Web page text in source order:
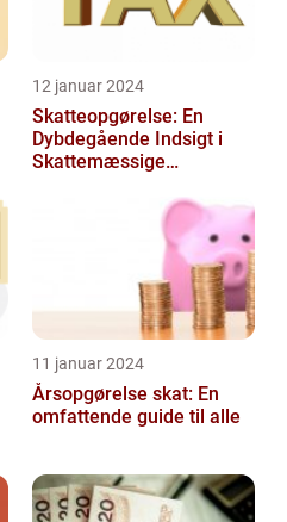
12 januar 2024
Skatteopgørelse: En
Dybdegående Indsigt i
Skattemæssige
11 januar 2024
Årsopgørelse skat: En
omfattende guide til alle